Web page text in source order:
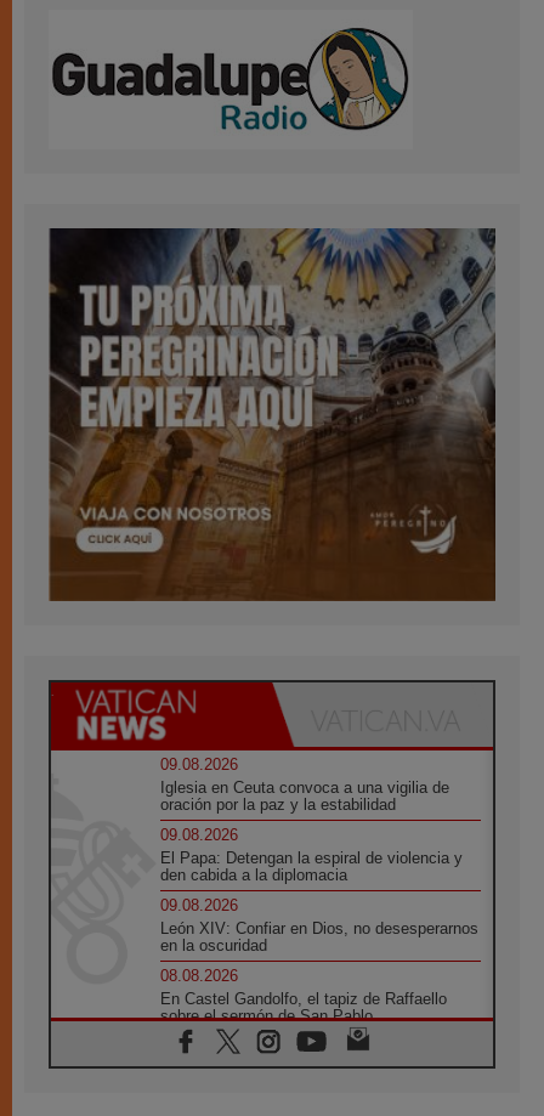
09.08.2026
Iglesia en Ceuta convoca a una vigilia de
oración por la paz y la estabilidad
09.08.2026
El Papa: Detengan la espiral de violencia y
den cabida a la diplomacia
09.08.2026
León XIV: Confiar en Dios, no desesperarnos
en la oscuridad
08.08.2026
En Castel Gandolfo, el tapiz de Raffaello
sobre el sermón de San Pablo
08.08.2026
En Colombia, «la paz no se compra con una